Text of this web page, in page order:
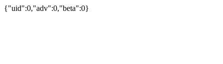
{"uid":0,"adv":0,"beta":0}